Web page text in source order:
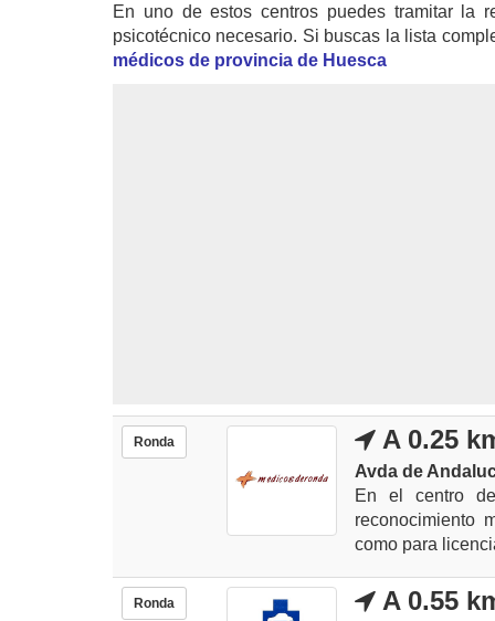
En uno de estos centros puedes tramitar la
psicotécnico necesario. Si buscas la lista
médicos de provincia de Huesca
Ronda A 0.25
Avda de
En el centro
reconocimiento
como para
Ronda A 0.55